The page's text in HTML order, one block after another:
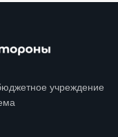
учреждение